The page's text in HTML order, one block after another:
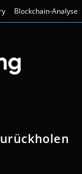
Blockchain-Analyse